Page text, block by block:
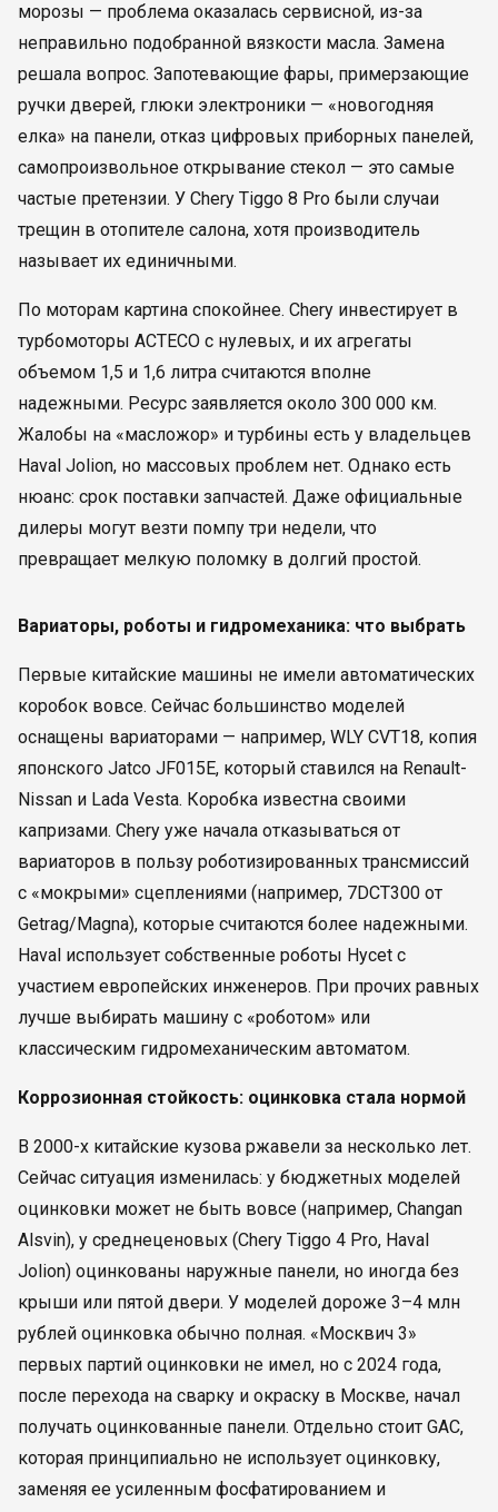
морозы — проблема оказалась сервисной, из-за
неправильно подобранной вязкости масла. Замена
решала вопрос. Запотевающие фары, примерзающие
ручки дверей, глюки электроники — «новогодняя
елка» на панели, отказ цифровых приборных панелей,
самопроизвольное открывание стекол — это самые
частые претензии. У Chery Tiggo 8 Pro были случаи
трещин в отопителе салона, хотя производитель
называет их единичными.
По моторам картина спокойнее. Chery инвестирует в
турбомоторы ACTECO с нулевых, и их агрегаты
объемом 1,5 и 1,6 литра считаются вполне
надежными. Ресурс заявляется около 300 000 км.
Жалобы на «масложор» и турбины есть у владельцев
Haval Jolion, но массовых проблем нет. Однако есть
нюанс: срок поставки запчастей. Даже официальные
дилеры могут везти помпу три недели, что
превращает мелкую поломку в долгий простой.
Вариаторы, роботы и гидромеханика: что выбрать
Первые китайские машины не имели автоматических
коробок вовсе. Сейчас большинство моделей
оснащены вариаторами — например, WLY CVT18, копия
японского Jatco JF015E, который ставился на Renault-
Nissan и Lada Vesta. Коробка известна своими
капризами. Chery уже начала отказываться от
вариаторов в пользу роботизированных трансмиссий
с «мокрыми» сцеплениями (например, 7DCT300 от
Getrag/Magna), которые считаются более надежными.
Haval использует собственные роботы Hycet с
участием европейских инженеров. При прочих равных
лучше выбирать машину с «роботом» или
классическим гидромеханическим автоматом.
Коррозионная стойкость: оцинковка стала нормой
В 2000-х китайские кузова ржавели за несколько лет.
Сейчас ситуация изменилась: у бюджетных моделей
оцинковки может не быть вовсе (например, Changan
Alsvin), у среднеценовых (Chery Tiggo 4 Pro, Haval
Jolion) оцинкованы наружные панели, но иногда без
крыши или пятой двери. У моделей дороже 3–4 млн
рублей оцинковка обычно полная. «Москвич 3»
первых партий оцинковки не имел, но с 2024 года,
после перехода на сварку и окраску в Москве, начал
получать оцинкованные панели. Отдельно стоит GAC,
которая принципиально не использует оцинковку,
заменяя ее усиленным фосфатированием и